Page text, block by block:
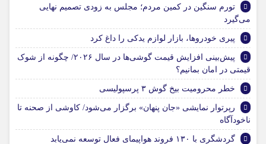
تورم سنگین در کمین مردم؛ مجلس به زودی تصمیم نهایی
می‌گیرد
پیری خودروها، بازار لوازم یدکی را داغ کرد
پیش‌بینی افزایش قیمت گوشی‌ها در سال ۲۰۲۶/ چگونه از شوک
قیمتی در امان بمانیم؟
خطر محرومیت بیخ گوش ۳ پرسپولیسی
رپرتوار نمایشی «جان پنهان» برگزار می‌شود/ کاوشی از صحنه تا
ناخودآگاه
گردشگری با ۱۳۰ فروند هواپیمای فعال توسعه نمی‌یابد